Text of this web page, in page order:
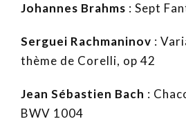
Johannes Brahms : Sept
Serguei Rachmaninov :
thème de Corelli, op 42
Jean Sébastien Bach :
BWV 1004